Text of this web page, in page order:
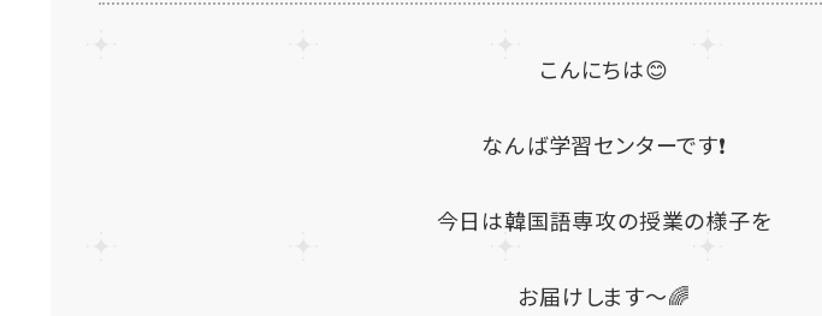
こんにちは😊
なんば学習センターです❗
今日は韓国語専攻の授業の様子を
お届けします～🌈